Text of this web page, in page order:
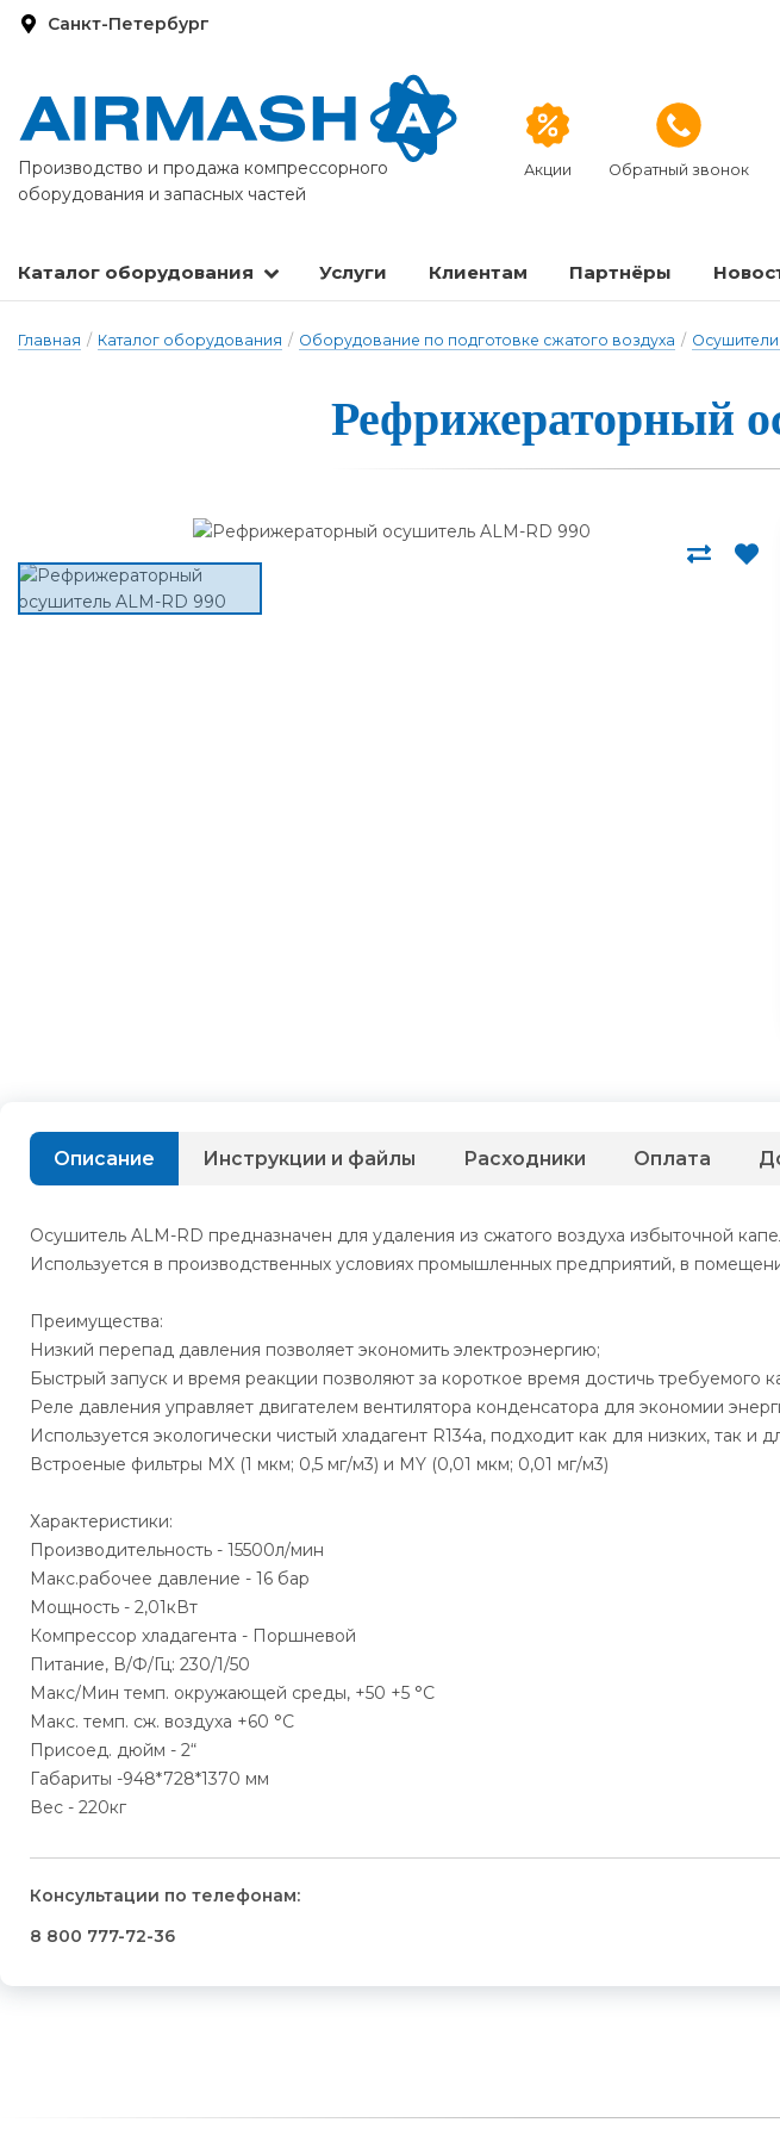
Санкт-Петербург
Производство и продажа компрессорного
оборудования и запасных частей
Акции Обратный звонок
Каталог оборудования Услуги Клиентам Партнёры
Главная / Каталог оборудования / Оборудование по подготовке сжатого воздуха /
Рефриже­ра­тор­ный
Описание
Осушитель ALM-RD предназначен для удаления из сжатого воздуха избыточной
Используется в производственных условиях промышленных предприятий, в
Преимущества:
Низкий перепад давления позволяет экономить электроэнергию;
Быстрый запуск и время реакции позволяют за короткое время достичь требуемого
Реле давления управляет двигателем вентилятора конденсатора для экономии
Используется экологически чистый хладагент R134a, подходит как для низких, так и
Встроеные фильтры MX (1 мкм; 0,5 мг/м3) и MY (0,01 мкм; 0,01 мг/м3)
Характеристики:
Производительность - 15500л/мин
Макс.рабочее давление - 16 бар
Мощность - 2,01кВт
Компрессор хладагента - Поршневой
Питание, В/Ф/Гц: 230/1/50
Макс/Мин темп. окружающей среды, +50 +5 °С
Макс. темп. сж. воздуха +60 °С
Присоед. дюйм - 2“
Габариты -948*728*1370 мм
Вес - 220кг
Инструкции и файлы Расходники Оплата
Консультации по телефонам:
8 800 777-72-36